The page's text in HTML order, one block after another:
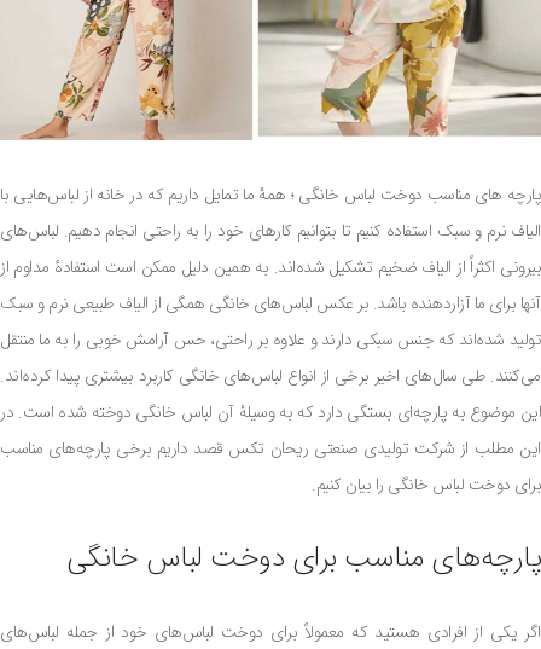
پارچه‌ های مناسب دوخت لباس خانگی ؛ همۀ ما تمایل داریم که در خانه از لباس‌هایی با
الیاف نرم و سبک استفاده کنیم تا بتوانیم کارهای خود را به راحتی انجام دهیم. لباس‌های
بیرونی اکثراً از الیاف ضخیم تشکیل شده‌اند. به همین دلیل ممکن است استفادۀ مداوم از
آنها برای ما آزاردهنده باشد. بر عکس لباس‌های خانگی همگی از الیاف طبیعی نرم و سبک
تولید شده‌اند که جنس سبکی دارند و علاوه بر راحتی، حس آرامش خوبی را به ما منتقل
می‌کنند. طی سال‌های اخیر برخی از انواع لباس‌های خانگی کاربرد بیشتری پیدا کرده‌اند.
این موضوع به پارچه‌ای بستگی دارد که به وسیلۀ آن لباس خانگی دوخته شده است. در
این مطلب از شرکت تولیدی صنعتی ریحان تکس قصد داریم برخی پارچه‌های مناسب
برای دوخت لباس خانگی را بیان کنیم.
پارچه‌های مناسب برای دوخت لباس خانگی
اگر یکی از افرادی هستید که معمولاً برای دوخت لباس‌های خود از جمله لباس‌های